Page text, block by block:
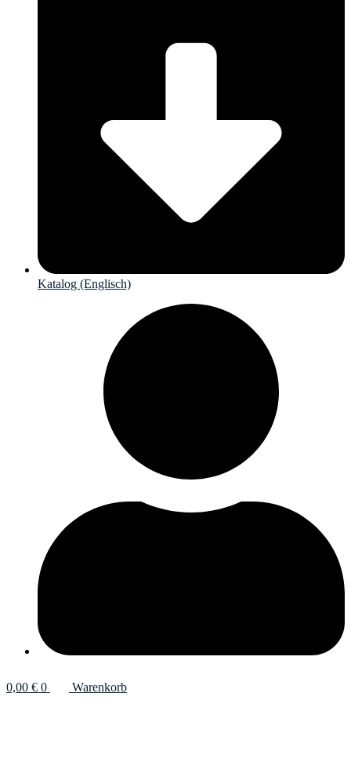
Katalog (Englisch)
0,00 € 0 Warenkorb